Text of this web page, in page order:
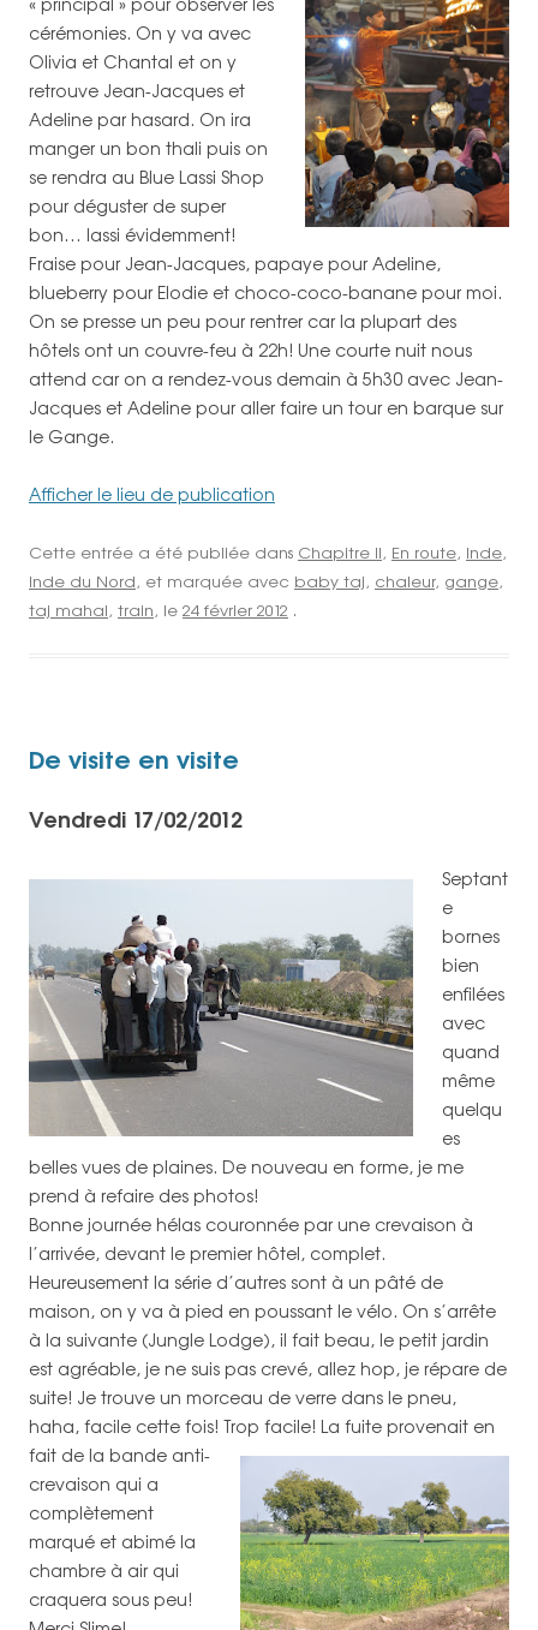
« principal » pour observer les
cérémonies. On y va avec
Olivia et Chantal et on y
retrouve Jean-Jacques et
Adeline par hasard. On ira
manger un bon thali puis on
se rendra au Blue Lassi Shop
pour déguster de super
bon… lassi évidemment!
Fraise pour Jean-Jacques, papaye pour Adeline,
blueberry pour Elodie et choco-coco-banane pour moi.
On se presse un peu pour rentrer car la plupart des
hôtels ont un couvre-feu à 22h! Une courte nuit nous
attend car on a rendez-vous demain à 5h30 avec Jean-
Jacques et Adeline pour aller faire un tour en barque sur
le Gange.
Afficher le lieu de publication
Cette entrée a été publiée dans Chapitre II, En route, Inde,
Inde du Nord, et marquée avec baby taj, chaleur, gange,
taj mahal, train, le 24 février 2012 .
De visite en visite
Vendredi 17/02/2012
Septant
e
bornes
bien
enfilées
avec
quand
même
quelqu
es
belles vues de plaines. De nouveau en forme, je me
prend à refaire des photos!
Bonne journée hélas couronnée par une crevaison à
l’arrivée, devant le premier hôtel, complet.
Heureusement la série d’autres sont à un pâté de
maison, on y va à pied en poussant le vélo. On s’arrête
à la suivante (Jungle Lodge), il fait beau, le petit jardin
est agréable, je ne suis pas crevé, allez hop, je répare de
suite! Je trouve un morceau de verre dans le pneu,
haha, facile cette fois! Trop facile! La fuite provenait en
fait de la bande anti-
crevaison qui a
complètement
marqué et abimé la
chambre à air qui
craquera sous peu!